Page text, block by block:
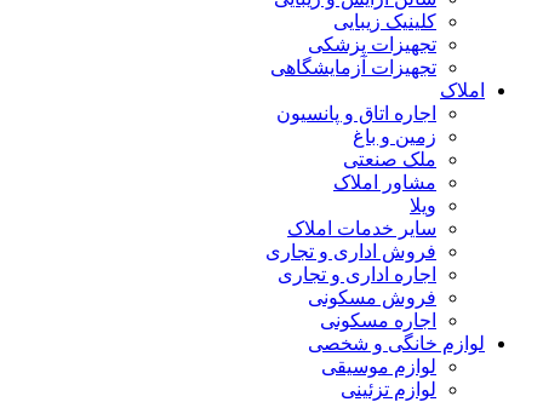
کلینیک زیبایی
تجهیزات پزشکی
تجهیزات آزمایشگاهی
املاک
اجاره اتاق و پانسیون
زمین و باغ
ملک صنعتی
مشاور املاک
ویلا
سایر خدمات املاک
فروش اداری و تجاری
اجاره اداری و تجاری
فروش مسکونی
اجاره مسکونی
لوازم خانگی و شخصی
لوازم موسیقی
لوازم تزئینی